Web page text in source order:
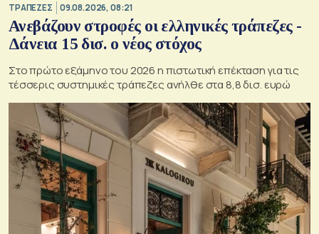
ΤΡΑΠΕΖΕΣ 09.08.2026, 08:21
Ανεβάζουν στροφές οι ελληνικές τράπεζες -
Δάνεια 15 δισ. ο νέος στόχος
Στο πρώτο εξάμηνο του 2026 η πιστωτική επέκταση για τις
τέσσερις συστημικές τράπεζες ανήλθε στα 8,8 δισ. ευρώ